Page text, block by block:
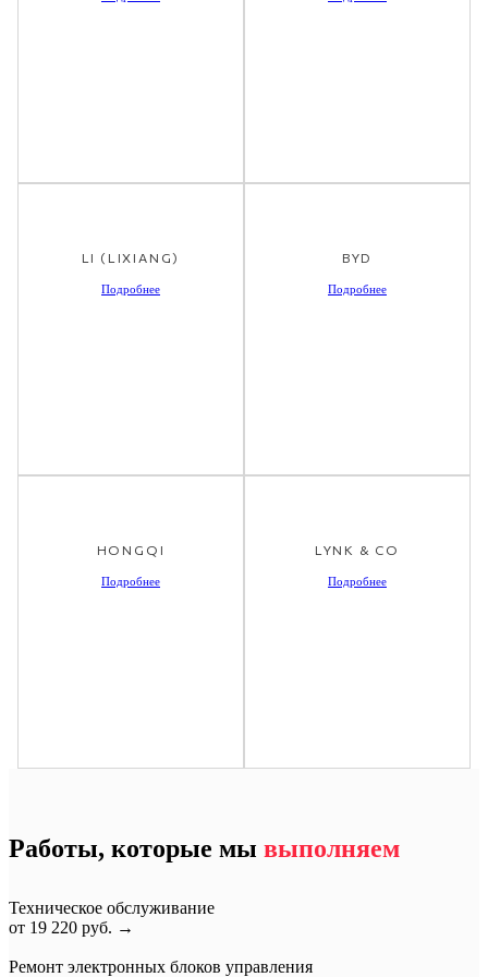
LI (LIXIANG)
Подробнее
BYD
Подробнее
HONGQI
Подробнее
LYNK & CO
Подробнее
Работы, которые мы выполняем
Техническое обслуживание
от 19 220 руб. →
Ремонт электронных блоков управления